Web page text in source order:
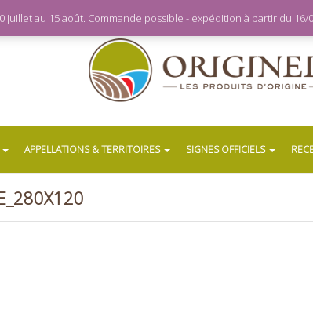
APPELLATIONS & TERRITOIRES SIGNES OFFICIELS
juillet au 15 août. Commande possible - expédition à partir du 16/